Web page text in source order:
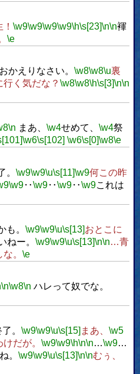
\w9\w9\w9\w9\h\s[23]\n\n褌
\e
おかえりなさい。 \w8\w8\u裏
く気だな？ \w8\w8\h\s[3]\n\n
\n まあ、 \w4せめて、 \w4祭
\w6\s[102] \w6\s[0]\w8\e
\w9\w9\u\s[11]\w9何この昨
\w9‥\w9‥\w9‥\w9これは
。 \w9\w9\u\s[13]おとこに
ねー。 \w9\w9\u\s[13]\n\n…青
。 \e
\n\w8\n ハレって奴でな。
。 \w9\w9\u\s[15] まあ、 \w5
だが。 \w9\w9\h\n\n…\w9…
。 \w9\w9\u\s[13]\n\nむぅ、